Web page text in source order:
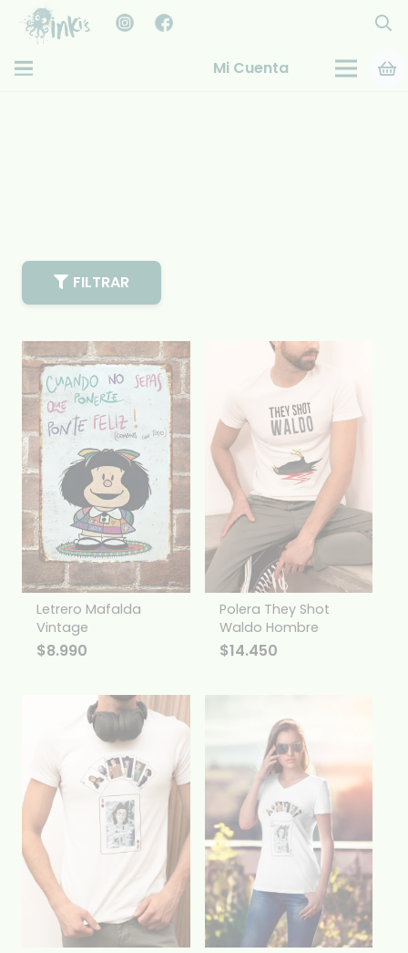
Mi Cuenta
Letrero Mafalda
Vintage
$8.990
Polera They Shot
Waldo Hombre
$14.450
FILTRAR